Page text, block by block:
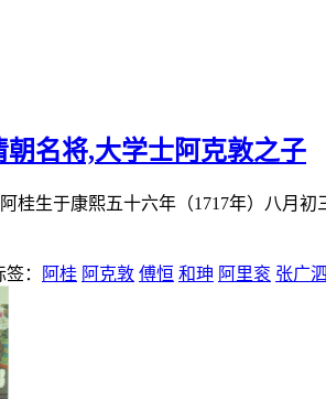
名将,大学士阿克敦之子
桂生于康熙五十六年（1717年）八月
签： 阿桂 阿克敦 傅恒 和珅 阿里衮 张广泗